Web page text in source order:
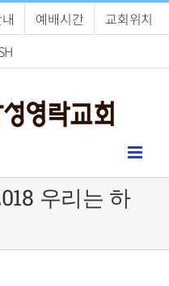
예배시간
교회위치
우리는 하